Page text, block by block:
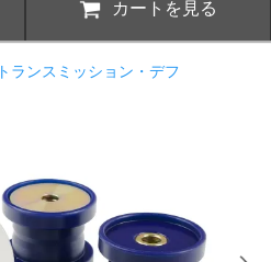
カートを見る
トランスミッション・デフ